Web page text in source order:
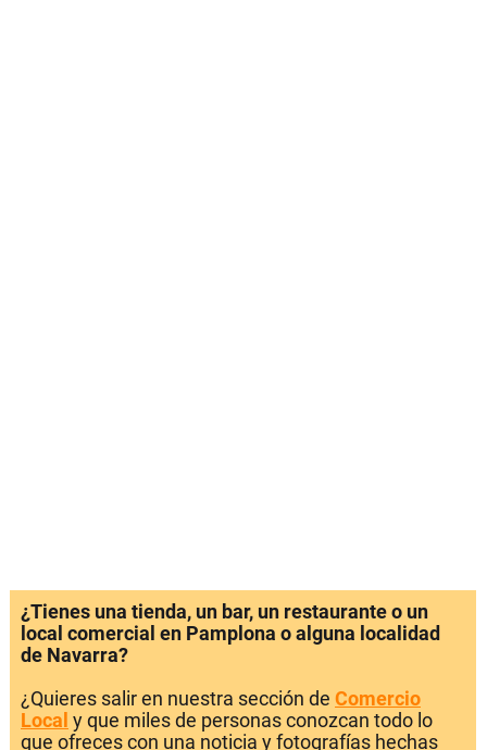
¿Tienes una tienda, un bar, un restaurante o un
local comercial en Pamplona o alguna localidad
de Navarra?
¿Quieres salir en nuestra sección de Comercio
Local y que miles de personas conozcan todo lo
que ofreces con una noticia y fotografías hechas